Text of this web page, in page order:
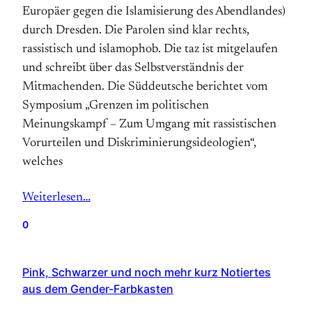
Europäer gegen die Islamisierung des Abendlandes)
durch Dresden. Die Parolen sind klar rechts,
rassistisch und islamophob. Die taz ist mitgelaufen
und schreibt über das Selbstverständnis der
Mitmachenden. Die Süddeutsche berichtet vom
Symposium „Grenzen im politischen
Meinungskampf – Zum Umgang mit rassistischen
Vorurteilen und Diskriminierungsideologien“,
welches
Weiterlesen…
0
Pink, Schwarzer und noch mehr kurz Notiertes
aus dem Gender-Farbkasten